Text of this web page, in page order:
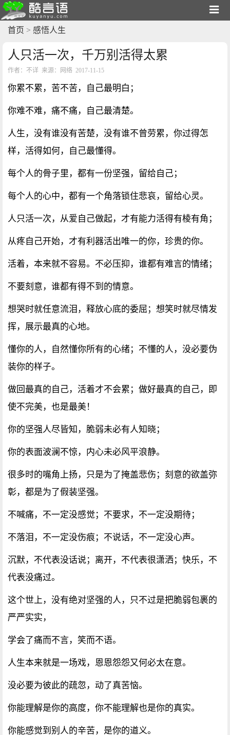
首页 > 感悟人生
人只活一次，千万别活得太累
作者：不详 来源：网络 2017-11-15
你累不累，苦不苦，自己最明白；
你难不难，痛不痛，自己最清楚。
人生，没有谁没有苦楚，没有谁不曾劳累，你过得怎
样，活得如何，自己最懂得。
每个人的骨子里，都有一份坚强，留给自己；
每个人的心中，都有一个角落锁住悲哀，留给心灵。
人只活一次，从爱自己做起，才有能力活得有棱有角；
从疼自己开始，才有利器活出唯一的你，珍贵的你。
活着，本来就不容易。不必压抑，谁都有难言的情绪；
不要刻意，谁都有得不到的情意。
想哭时就任意流泪，释放心底的委屈；想笑时就尽情发
挥，展示最真的心地。
懂你的人，自然懂你所有的心绪；不懂的人，没必要伪
装你的样子。
做回最真的自己，活着才不会累；做好最真的自己，即
使不完美，也是最美！
你的坚强人尽皆知，脆弱未必有人知晓；
你的表面波澜不惊，内心未必风平浪静。
很多时的嘴角上扬，只是为了掩盖悲伤；刻意的欲盖弥
彰，都是为了假装坚强。
不喊痛，不一定没感觉；不要求，不一定没期待；
不落泪，不一定没伤痕；不说话，不一定没心声。
沉默，不代表没话说；离开，不代表很潇洒；快乐，不
代表没痛过。
这个世上，没有绝对坚强的人，只不过是把脆弱包裹的
严严实实，
学会了痛而不言，笑而不语。
人生本来就是一场戏，恩恩怨怨又何必太在意。
没必要为彼此的疏忽，动了真苦恼。
你能理解是你的高度，你不能理解也是你的真实。
你能感觉到别人的辛苦，是你的道义。